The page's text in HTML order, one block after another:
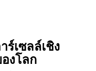
ร์เซลล์เชิง
งโลก